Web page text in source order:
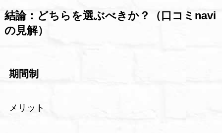
結論：どちらを選ぶべきか？（口コミnavi
の見解）
期間制
メリット